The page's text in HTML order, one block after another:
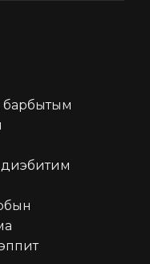
барбытым